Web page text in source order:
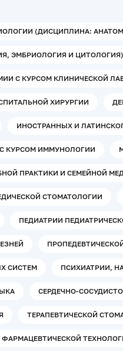
(ДИСЦИПЛИНА:
ЭМБРИОЛОГИЯ И ЦИТОЛОГИЯ)
С КУРСОМ КЛИНИЧЕСКОЙ
ХИРУРГИИ
ИНОСТРАННЫХ И
КУРСОМ ИММУНОЛОГИИ
ПРАКТИКИ И СЕМЕЙНОЙ
СТОМАТОЛОГИИ
ПЕДИАТРИИ
СИСТЕМ ПСИХИАТРИИ,
СЕРДЕЧНО-
ТЕРАПЕВТИЧЕСКОЙ